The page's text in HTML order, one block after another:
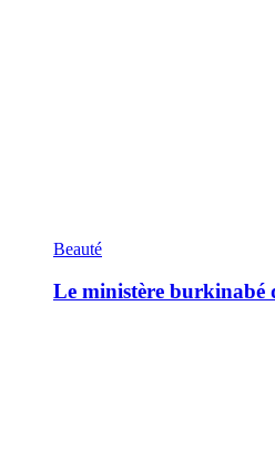
Beauté
Le ministère burkinabé